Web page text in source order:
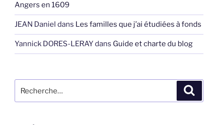
Angers en 1609
JEAN Daniel dans Les familles que j’ai étudiées à fonds
Yannick DORES-LERAYdans Guide et charte du blog
pour